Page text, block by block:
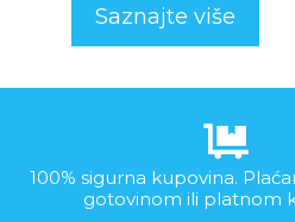
Saznajte više
100% sigurna kupovina.
gotovinom ili platnom